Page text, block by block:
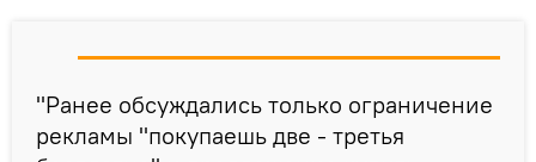
"Ранее обсуждались только ограничение
рекламы "покупаешь две - третья